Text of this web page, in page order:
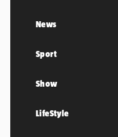
News
Sport
Show
LifeStyle